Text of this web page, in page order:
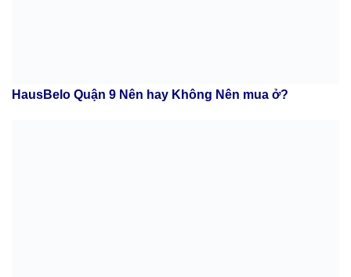
HausBelo Quận 9 Nên hay Không Nên mua ở?